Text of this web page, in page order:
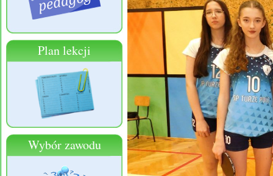
Plan lekcji
Wybór zawodu